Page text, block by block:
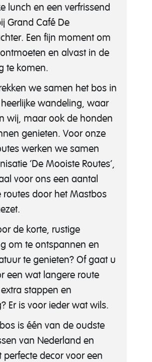
lunch en een verfrissend
Grand Café De
Een fijn moment om
en alvast in de
te komen.
we samen het bos in
wandeling, waar
wij, maar ook de honden
genieten. Voor onze
werken we samen
‘De Mooiste Routes’,
voor ons een aantal
routes door het Mastbos
de korte, rustige
om te ontspannen en
te genieten? Of gaat u
een wat langere route
stappen en
Er is voor ieder wat wils.
is één van de oudste
van Nederland en
perfecte decor voor een